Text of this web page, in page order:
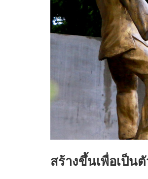
สร้างขึ้นเพื่อเป็น